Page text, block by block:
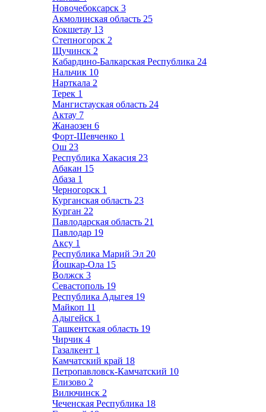
Новочебоксарск 3
Акмолинская область 25
Кокшетау 13
Степногорск 2
Щучинск 2
Кабардино-Балкарская Республика 24
Нальчик 10
Нарткала 2
Терек 1
Мангистауская область 24
Актау 7
Жанаозен 6
Форт-Шевченко 1
Ош 23
Республика Хакасия 23
Абакан 15
Абаза 1
Черногорск 1
Курганская область 23
Курган 22
Павлодарская область 21
Павлодар 19
Аксу 1
Республика Марий Эл 20
Йошкар-Ола 15
Волжск 3
Севастополь 19
Республика Адыгея 19
Майкоп 11
Адыгейск 1
Ташкентская область 19
Чирчик 4
Газалкент 1
Камчатский край 18
Петропавловск-Камчатский 10
Елизово 2
Вилючинск 2
Чеченская Республика 18